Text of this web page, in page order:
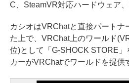
C、SteamVR対応ハードウェア、
カシオはVRChatと直接パートナ
た上で、VRChat上のワールド
位)として「G-SHOCK STORE
カーがVRChatでワールドを提供